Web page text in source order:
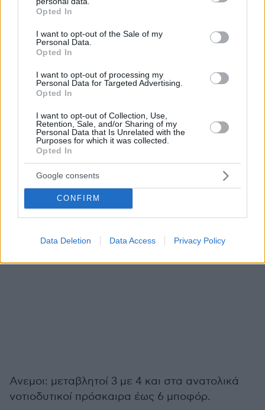
grant or deny consent to Google and its third-party tags to
use your data for below specified purposes in below Google
consent section.
Opted In
I want to opt-out of the Sale of my
Personal Data.
Opted In
I want to opt-out of processing my
Personal Data for Targeted Advertising.
Opted In
I want to opt-out of Collection, Use,
Retention, Sale, and/or Sharing of my
Personal Data that Is Unrelated with the
Purposes for which it was collected.
Opted In
Google consents
CONFIRM
Data Deletion Data Access Privacy Policy
Μακεδονία, Θράκη
Καιρός: νεφώσεις με τοπικές βροχές και
περιορισμένη ορατότητα τις πρωινές και
βραδινές ώρες.
Ανεμοι: μεταβλητοί 3 με 4 και στα ανατολικά
νοτιοδυτικοί πρόσκαιρα έως 6 μποφόρ.